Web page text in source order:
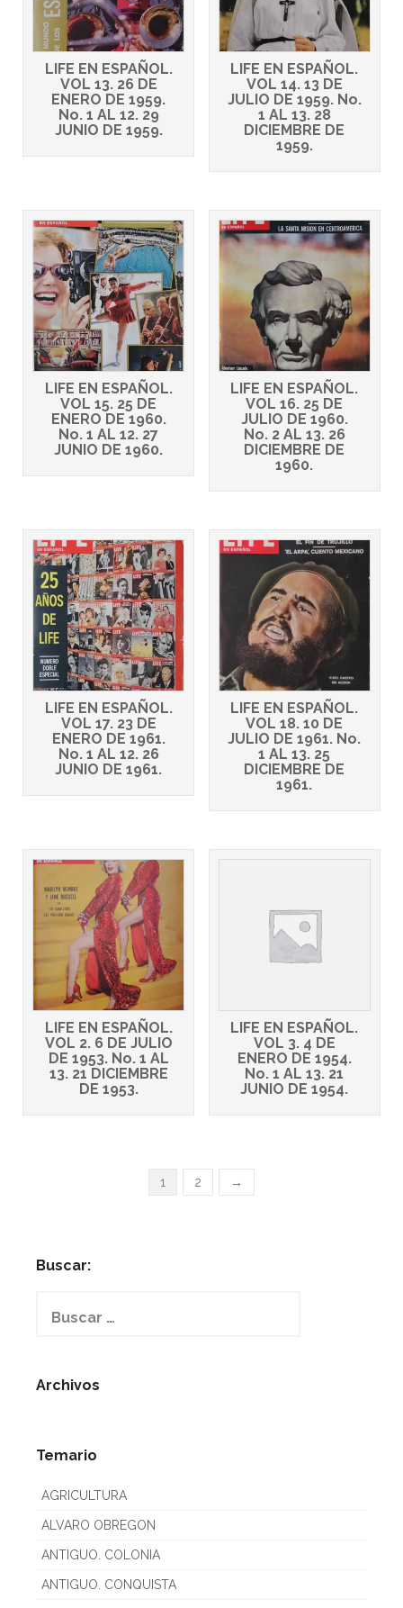
LIFE EN ESPAÑOL.
VOL 13. 26 DE
ENERO DE 1959.
No. 1 AL 12. 29
JUNIO DE 1959.
LIFE EN ESPAÑOL.
VOL 14. 13 DE
JULIO DE 1959. No.
1 AL 13. 28
DICIEMBRE DE
1959.
LIFE EN ESPAÑOL.
VOL 15. 25 DE
ENERO DE 1960.
No. 1 AL 12. 27
JUNIO DE 1960.
LIFE EN ESPAÑOL.
VOL 16. 25 DE
JULIO DE 1960.
No. 2 AL 13. 26
DICIEMBRE DE
1960.
LIFE EN ESPAÑOL.
VOL 17. 23 DE
ENERO DE 1961.
No. 1 AL 12. 26
JUNIO DE 1961.
LIFE EN ESPAÑOL.
VOL 18. 10 DE
JULIO DE 1961. No.
1 AL 13. 25
DICIEMBRE DE
1961.
LIFE EN ESPAÑOL.
VOL 2. 6 DE JULIO
DE 1953. No. 1 AL
13. 21 DICIEMBRE
DE 1953.
LIFE EN ESPAÑOL.
VOL 3. 4 DE
ENERO DE 1954.
No. 1 AL 13. 21
JUNIO DE 1954.
1 2 →
Buscar:
Archivos
Temario
AGRICULTURA
ALVARO OBREGON
ANTIGUO. COLONIA
ANTIGUO. CONQUISTA